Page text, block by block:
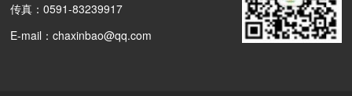
传真：0591-83239917
E-mail：chaxinbao@qq.com